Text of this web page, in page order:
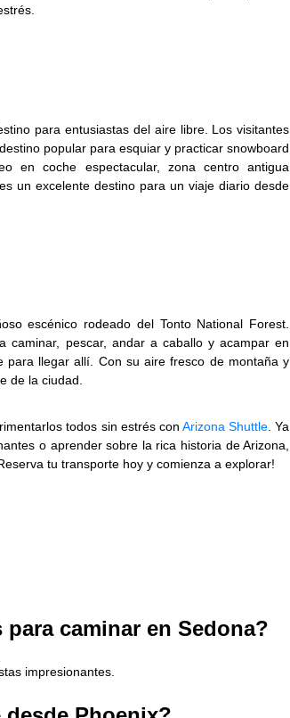
para entusiastas del aire libre. Los visitantes
popular para esquiar y practicar snowboard
en coche espectacular, zona centro antigua
un excelente destino para un viaje diario desde
escénico rodeado del Tonto National Forest.
caminar, pescar, andar a caballo y acampar en
llegar allí. Con su aire fresco de montaña y
de la ciudad.
todos sin estrés con Arizona Shuttle . Ya
o aprender sobre la rica historia de Arizona,
tu transporte hoy y comienza a explorar!
caminar en Sedona?
impresionantes.